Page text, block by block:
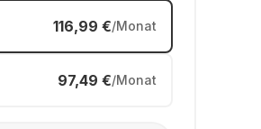
116,99 €/Monat
97,49 €/Monat